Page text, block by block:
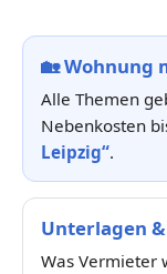
🏡Wohnung
Alle Themen
Nebenkosten
Leipzig“.
Unterlagen
Was Vermieter